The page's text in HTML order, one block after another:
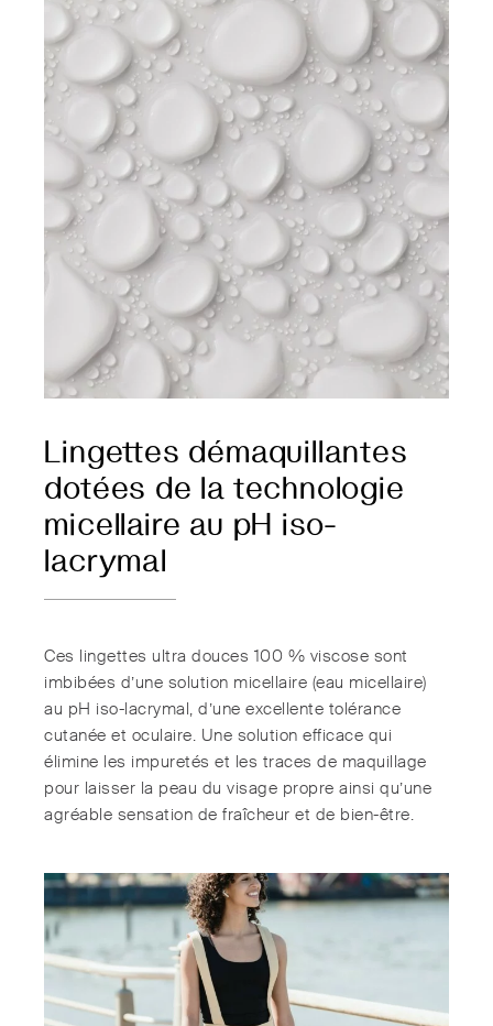
Lingettes démaquillantes
dotées de la technologie
micellaire au pH iso-
lacrymal
Ces lingettes ultra douces 100 % viscose sont
imbibées d’une solution micellaire (eau micellaire)
au pH iso-lacrymal, d’une excellente tolérance
cutanée et oculaire. Une solution efficace qui
élimine les impuretés et les traces de maquillage
pour laisser la peau du visage propre ainsi qu’une
agréable sensation de fraîcheur et de bien-être.